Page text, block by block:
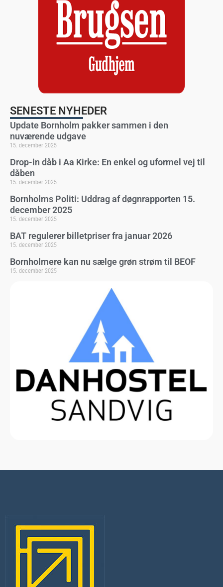
SENESTE NYHEDER
Update Bornholm pakker sammen i den
nuværende udgave
15. december 2025
Drop-in dåb i Aa Kirke: En enkel og uformel vej til
dåben
15. december 2025
Bornholms Politi: Uddrag af døgnrapporten 15.
december 2025
15. december 2025
BAT regulerer billetpriser fra januar 2026
15. december 2025
Bornholmere kan nu sælge grøn strøm til BEOF
15. december 2025